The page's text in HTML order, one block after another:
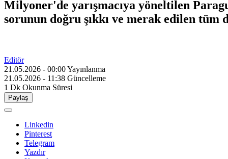
Milyoner'de yarışmacıya yöneltilen
sorunun doğru şıkkı ve merak edilen
Editör
21.05.2026 - 00:00Yayınlanma
21.05.2026 - 11:38 Güncelleme
1 Dk Okunma Süresi
Paylaş
Linkedin
Pinterest
Telegram
Yazdır